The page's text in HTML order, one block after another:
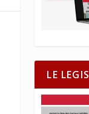
LE LEGIS